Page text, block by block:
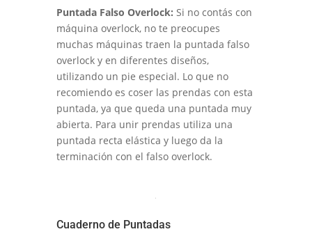
Puntada Falso Overlock: Si no contás con
máquina overlock, no te preocupes
muchas máquinas traen la puntada falso
overlock y en diferentes diseños,
utilizando un pie especial. Lo que no
recomiendo es coser las prendas con esta
puntada, ya que queda una puntada muy
abierta. Para unir prendas utiliza una
puntada recta elástica y luego da la
terminación con el falso overlock.
Cuaderno de Puntadas